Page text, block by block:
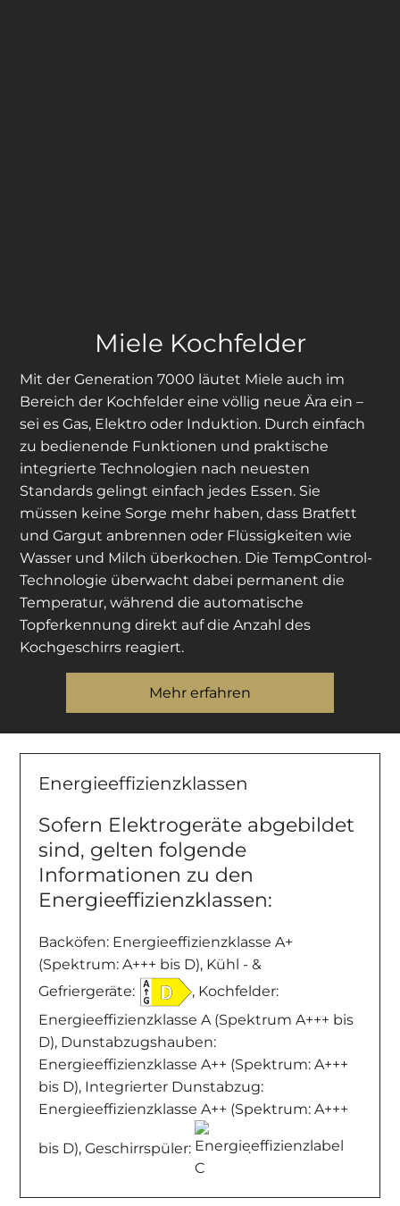
Miele Kochfelder
Mit der Generation 7000 läutet Miele auch im
Bereich der Kochfelder eine völlig neue Ära ein –
sei es Gas, Elektro oder Induktion. Durch einfach
zu bedienende Funktionen und praktische
integrierte Technologien nach neuesten
Standards gelingt einfach jedes Essen. Sie
müssen keine Sorge mehr haben, dass Bratfett
und Gargut anbrennen oder Flüssigkeiten wie
Wasser und Milch überkochen. Die TempControl-
Technologie überwacht dabei permanent die
Temperatur, während die automatische
Topferkennung direkt auf die Anzahl des
Kochgeschirrs reagiert.
Mehr erfahren
Energieeffizienzklassen
Sofern Elektrogeräte abgebildet
sind, gelten folgende
Informationen zu den
Energieeffizienzklassen:
Backöfen: Energieeffizienzklasse A+
(Spektrum: A+++ bis D), Kühl - &
Gefriergeräte:
, Kochfelder:
Energieeffizienzklasse A (Spektrum A+++ bis
D), Dunstabzugshauben:
Energieeffizienzklasse A++ (Spektrum: A+++
bis D), Integrierter Dunstabzug:
Energieeffizienzklasse A++ (Spektrum: A+++
bis D), Geschirrspüler: .